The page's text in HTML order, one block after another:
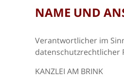
NAME UND
Verantwortlicher im
datenschutzrechtlicher
KANZLEI AM BRINK